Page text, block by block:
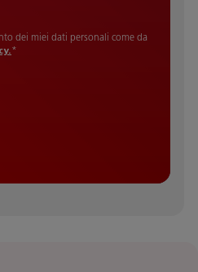
dei miei dati personali come da
*